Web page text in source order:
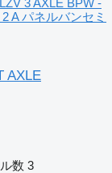
A パネルバンセミ
AXLE
数 3